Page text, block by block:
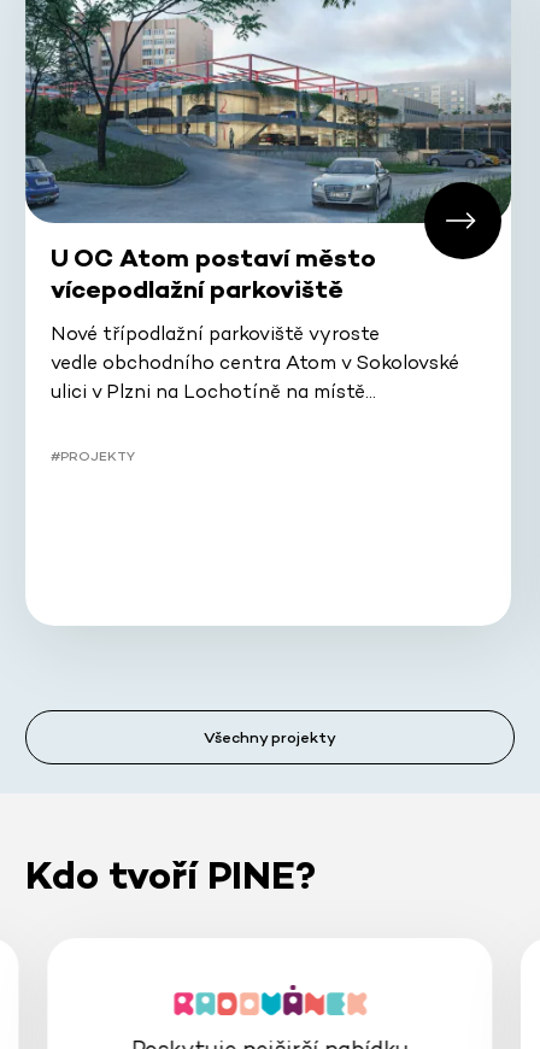
U OC Atom postaví město
vícepodlažní parkoviště
Nové třípodlažní parkoviště vyroste
vedle obchodního centra Atom v Sokolovské
ulici v Plzni na Lochotíně na místě…
#PROJEKTY
Všechny projekty
Kdo tvoří PINE?